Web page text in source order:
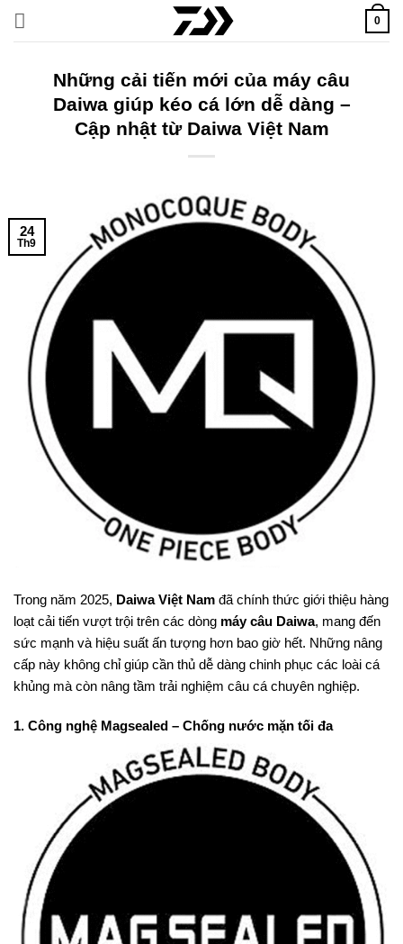
qua
0
Những cải tiến mới của máy câu
Daiwa giúp kéo cá lớn dễ dàng –
Cập nhật từ Daiwa Việt Nam
24
Th9
Trong năm 2025, Daiwa Việt Nam đã chính thức giới thiệu hàng
loạt cải tiến vượt trội trên các dòng máy câu Daiwa, mang đến
sức mạnh và hiệu suất ấn tượng hơn bao giờ hết. Những nâng
cấp này không chỉ giúp cần thủ dễ dàng chinh phục các loài cá
khủng mà còn nâng tầm trải nghiệm câu cá chuyên nghiệp.
1. Công nghệ Magsealed – Chống nước mặn tối đa